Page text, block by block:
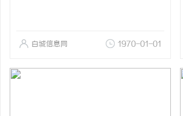
白城信息网 1970-01-01